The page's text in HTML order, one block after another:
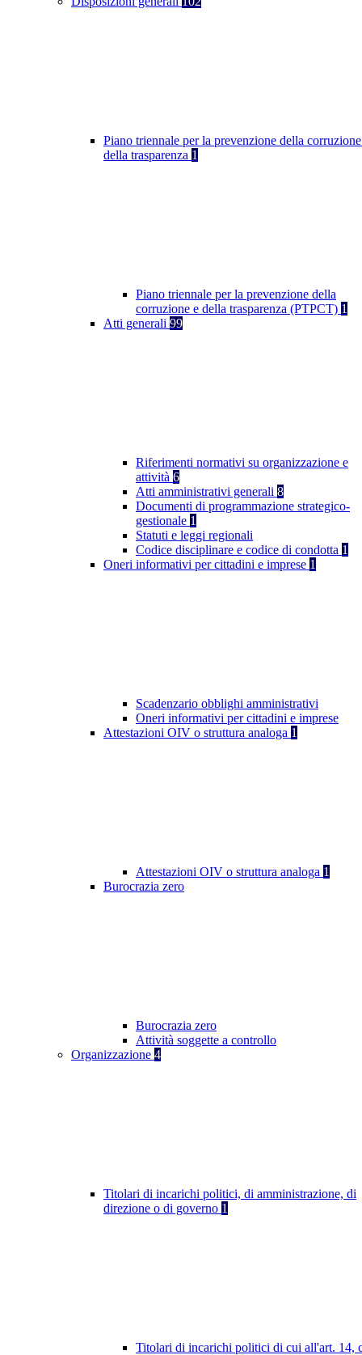
Piano triennale per la prevenzione della
della trasparenza 1
Piano triennale per la prevenzione della
corruzione e della trasparenza (PTPCT) 1
Atti generali 99
Riferimenti normativi su organizzazione e
attività 6
Atti amministrativi generali 8
Documenti di programmazione strategico-
gestionale 1
Statuti e leggi regionali
Codice disciplinare e codice di condotta 1
Oneri informativi per cittadini e imprese 1
Scadenzario obblighi amministrativi
Oneri informativi per cittadini e imprese
Attestazioni OIV o struttura analoga 1
Attestazioni OIV o struttura analoga 1
Burocrazia zero
Burocrazia zero
Attività soggette a controllo
Organizzazione 4
Titolari di incarichi politici, di amministrazione, di
direzione o di governo 1
Titolari di incarichi politici di cui all'art. 14,